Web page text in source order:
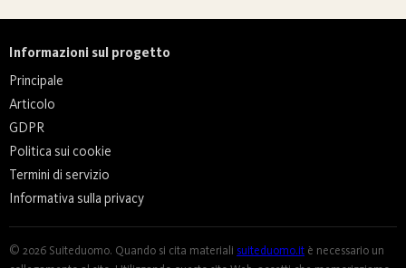
Informazioni sul progetto
Principale
Articolo
GDPR
Politica sui cookie
Termini di servizio
Informativa sulla privacy
© 2026 Suiteduomo. Quando si cita materiali suiteduomo.it è necessario un